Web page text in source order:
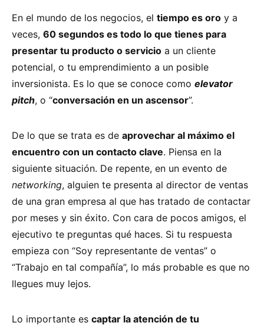
En el mundo de los negocios, el tiempo es oro y a
veces, 60 segundos es todo lo que tienes para
presentar tu producto o servicio a un cliente
potencial, o tu emprendimiento a un posible
inversionista. Es lo que se conoce como elevator
pitch, o “conversación en un ascensor”.
De lo que se trata es de aprovechar al máximo el
encuentro con un contacto clave. Piensa en la
siguiente situación. De repente, en un evento de
networking, alguien te presenta al director de ventas
de una gran empresa al que has tratado de contactar
por meses y sin éxito. Con cara de pocos amigos, el
ejecutivo te preguntas qué haces. Si tu respuesta
empieza con “Soy representante de ventas” o
“Trabajo en tal compañía”, lo más probable es que no
llegues muy lejos.
Lo importante es captar la atención de tu